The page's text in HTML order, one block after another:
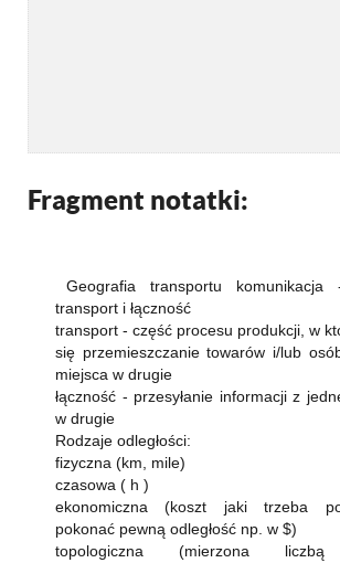
Fragment notatki:
Geografia transportu komunikacja
transport i łączność
transport - część procesu produkcji, w
się przemieszczanie towarów i/lub
miejsca w drugie
łączność - przesyłanie informacji z
w drugie
Rodzaje odległości:
fizyczna (km, mile)
czasowa ( h )
ekonomiczna (koszt jaki trzeba
pokonać pewną odległość np. w $)
topologiczna (mierzona liczbą